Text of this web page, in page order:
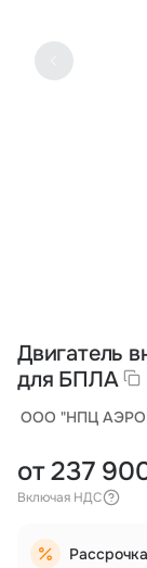
Партнеры
Двигатель
для БПЛА
ООО "НПЦ
от 237
Включая НДС
Рассрочка